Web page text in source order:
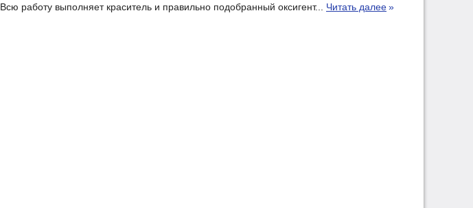
Всю работу выполняет краситель и правильно подобранный оксигент... Читать далее»